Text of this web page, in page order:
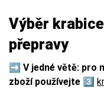
Výběr
přepravy
➡️ V jedné větě: pro
zboží používejte 3️⃣